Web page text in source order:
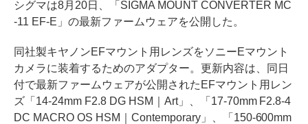
シグマは8月20日、「SIGMA MOUNT CONVERTER MC
-11 EF-E」の最新ファームウェアを公開した。
同社製キヤノンEFマウント用レンズをソニーEマウント
カメラに装着するためのアダプター。更新内容は、同日
付で最新ファームウェアが公開されたEFマウント用レン
ズ「14-24mm F2.8 DG HSM｜Art」、「17-70mm F2.8-4
DC MACRO OS HSM｜Contemporary」、「150-600mm